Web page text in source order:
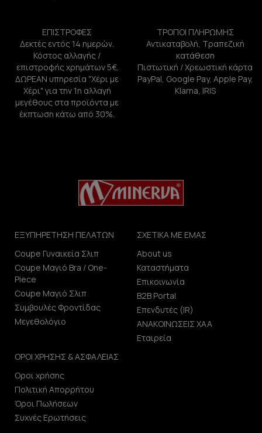
ΕΠΙΣΤΡΟΦΕΣ
Δεκτές εντός 14 ημερών.
Κόστος αλλαγής /
επιστροφής χρημάτων 5€.
ΔΩΡΕΑΝ υπηρεσία "Χέρι με
Χέρι" για την 1η αλλαγή
μεγέθους στα προϊόντα με
έκπτωση κάτω από 30%.
ΤΡΟΠΟΙ ΠΛΗΡΩΜΗΣ
Αντικαταβολή, Τραπεζική
κατάθεση
Πιστωτική / Χρεωστική κάρτα
PayPal, Google Pay, Apple Pay,
Klarna, IRIS
ΕΞΥΠΗΡΕΤΗΣΗ ΠΕΛΑΤΩΝ
Coupe Γυναικεία Σλιπ
Coupe Μαγιό Bra / One-
Piece
Coupe Μαγιό Σλιπ
Συμβουλές Φροντίδας
Μεγεθολόγιο
ΣΧΕΤΙΚΑ ΜΕ ΕΜΑΣ
About us
Καταστήματα
Επικοινωνία
B2B Portal
Επενδυτές (IR)
ΑΝΑΚΟΙΝΩΣΕΙΣ ΧΑΑ
Εταιρεία
ΟΡΟΙ ΧΡΗΣΗΣ & ΑΣΦΑΛΕΙΑΣ
Οροι χρήσης
Πολιτική Απορρήτου
Όροι Πωλήσεων
Συχνές Ερωτήσεις